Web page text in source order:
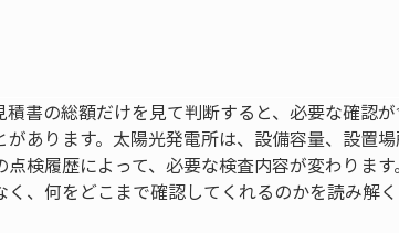
書の総額だけを見て判断すると、必要な確認が
あります。太陽光発電所は、設備容量、設置
検履歴によって、必要な検査内容が変わりま
、何をどこまで確認してくれるのかを読み解く